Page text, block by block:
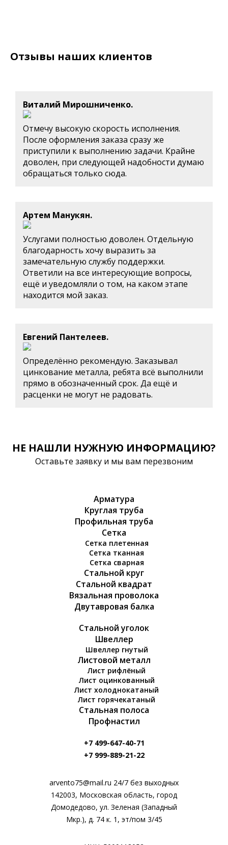
Отзывы наших клиентов
Виталий Мирошниченко.
Отмечу высокую скорость исполнения.
После оформления заказа сразу же
приступили к выполнению задачи. Крайне
доволен, при следующей надобности думаю
обращаться только сюда.
Артем Манукян.
Услугами полностью доволен. Отдельную
благодарность хочу выразить за
замечательную службу поддержки.
Ответили на все интересующие вопросы,
ещё и уведомляли о том, на каком этапе
находится мой заказ.
Евгений Пантелеев.
Определённо рекомендую. Заказывал
цинкование металла, ребята всё выполнили
прямо в обозначенный срок. Да ещё и
расценки не могут не радовать.
НЕ НАШЛИ НУЖНУЮ ИНФОРМАЦИЮ?
Оставьте заявку и мы вам перезвоним
Арматура
Круглая труба
Профильная труба
Сетка
Сетка плетенная
Сетка тканная
Сетка сварная
Стальной круг
Стальной квадрат
Вязальная проволока
Двутавровая балка
Стальной уголок
Швеллер
Швеллер гнутый
Листовой металл
Лист рифлёный
Лист оцинкованный
Лист холоднокатаный
Лист горячекатаный
Стальная полоса
Профнастил
+7 499-647-40-71
+7 999-889-21-22
arvento75@mail.ru 24/7 без выходных
142003, Московская область, город
Домодедово, ул. Зеленая (Западный
Мкр.), д. 74 к. 1, эт/пом 3/45